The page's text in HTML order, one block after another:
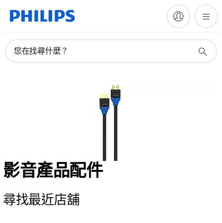
您在找尋什麼？
影音產品配件
尋找最近店舖